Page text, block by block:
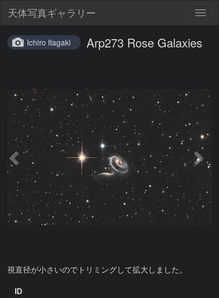
天体写真ギャラリー
Ichiro Itagaki Arp273 Rose Galaxies
視直径が小さいのでトリミングして拡大しました。
ID